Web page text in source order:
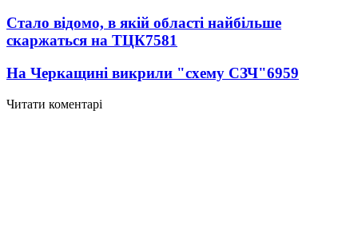
Стало відомо, в якій області найбільше
скаржаться на ТЦК7581
На Черкащині викрили "схему СЗЧ"6959
Читати коментарі